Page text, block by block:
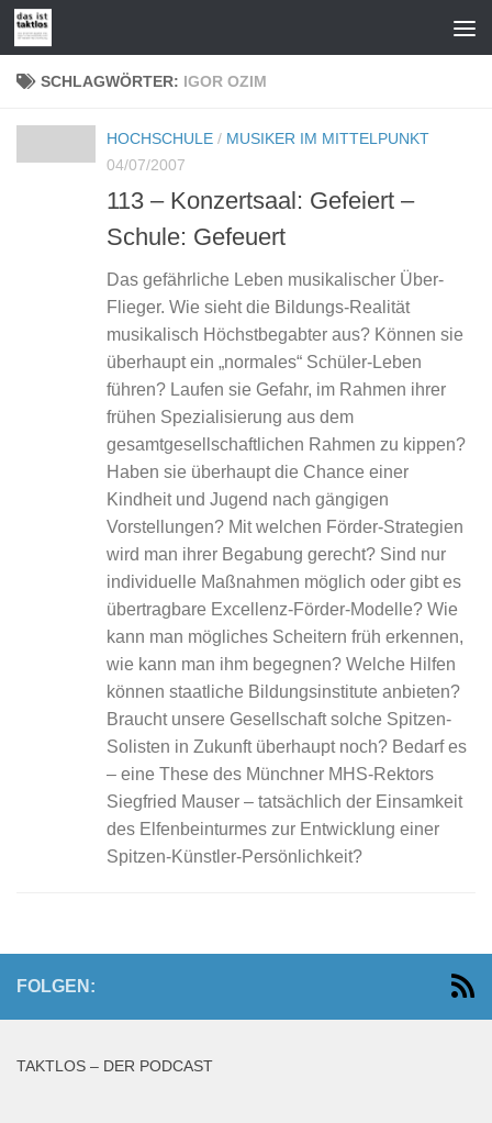
Zum Inhalt springen
SCHLAGWÖRTER: IGOR OZIM
HOCHSCHULE / MUSIKER IM MITTELPUNKT
04/07/2007
113 – Konzertsaal: Gefeiert –
Schule: Gefeuert
Das gefährliche Leben musikalischer Über-
Flieger. Wie sieht die Bildungs-Realität
musikalisch Höchstbegabter aus? Können sie
überhaupt ein „normales“ Schüler-Leben
führen? Laufen sie Gefahr, im Rahmen ihrer
frühen Spezialisierung aus dem
gesamtgesellschaftlichen Rahmen zu kippen?
Haben sie überhaupt die Chance einer
Kindheit und Jugend nach gängigen
Vorstellungen? Mit welchen Förder-Strategien
wird man ihrer Begabung gerecht? Sind nur
individuelle Maßnahmen möglich oder gibt es
übertragbare Excellenz-Förder-Modelle? Wie
kann man mögliches Scheitern früh erkennen,
wie kann man ihm begegnen? Welche Hilfen
können staatliche Bildungsinstitute anbieten?
Braucht unsere Gesellschaft solche Spitzen-
Solisten in Zukunft überhaupt noch? Bedarf es
– eine These des Münchner MHS-Rektors
Siegfried Mauser – tatsächlich der Einsamkeit
des Elfenbeinturmes zur Entwicklung einer
Spitzen-Künstler-Persönlichkeit?
FOLGEN:
TAKTLOS – DER PODCAST